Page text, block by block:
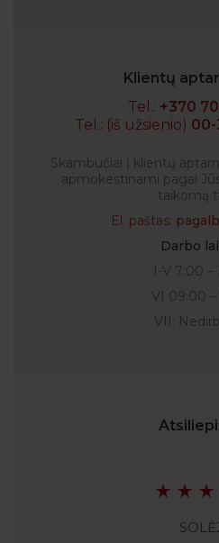
Klientų
Tel.: +370
Tel.: (iš užsienio) 00-
Skambučiai į klientų
apmokestinami pagal
taikomą
El. paštas:
Darbo
I-V 7:00 –
VI 09:00 –
VII: